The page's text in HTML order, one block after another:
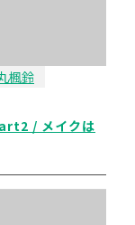
楓鈴
/ メイクは